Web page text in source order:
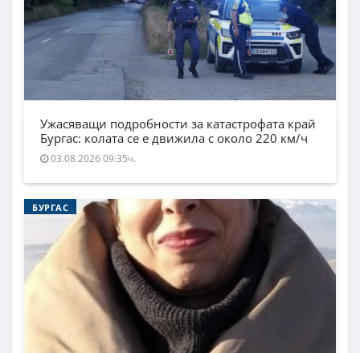
Ужасяващи подробности за катастрофата край
Бургас: колата се е движила с около 220 км/ч
03.08.2026 09:35ч.
БУРГАС